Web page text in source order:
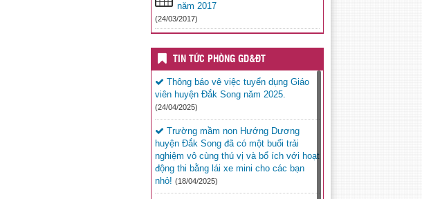
năm 2017
(24/03/2017)
TIN TỨC PHÒNG GD&ĐT
Thông báo vê việc tuyển dụng Giáo
viên huyện Đắk Song năm 2025.
(24/04/2025)
Trường mầm non Hướng Dương
huyện Đắk Song đã có một buổi trải
nghiệm vô cùng thú vị và bổ ích với hoạt
động thi bằng lái xe mini cho các bạn
nhỏ! (18/04/2025)